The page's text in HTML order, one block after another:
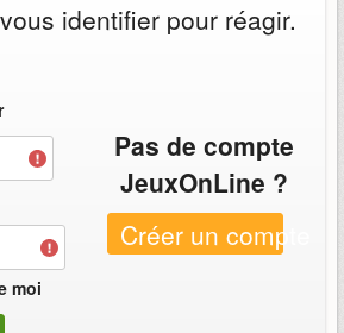
identifier pour réagir.
moi
Pas de compte
JeuxOnLine ?
Créer un compte